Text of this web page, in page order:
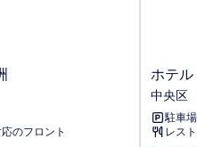
のフロント
ホ
テ
ル
イ
ン
ホテ
中央区
駐車
レス